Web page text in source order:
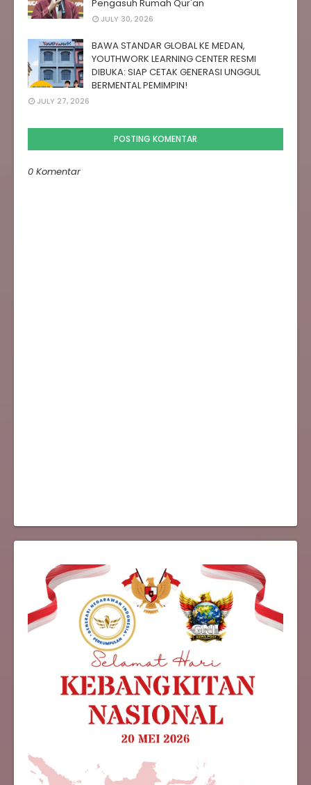
Pengasuh Rumah Qur'an
JULY 30, 2026
BAWA STANDAR GLOBAL KE MEDAN,
YOUTHWORK LEARNING CENTER RESMI
DIBUKA: SIAP CETAK GENERASI UNGGUL
BERMENTAL PEMIMPIN!
JULY 27, 2026
POSTING KOMENTAR
0 Komentar